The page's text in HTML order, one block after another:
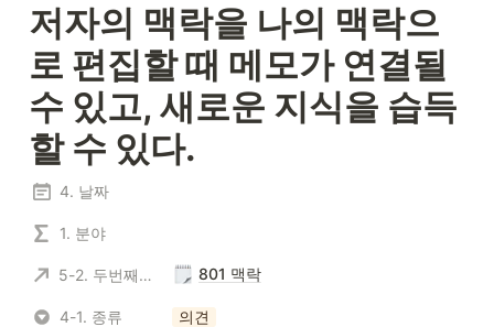
저자의 맥락을 나의 맥락으
로 편집할 때 메모가 연결될
수 있고, 새로운 지식을 습득
할 수 있다.
4. 날짜
1. 분야
5-2. 두번째 뇌 801 맥락
4-1. 종류 의견